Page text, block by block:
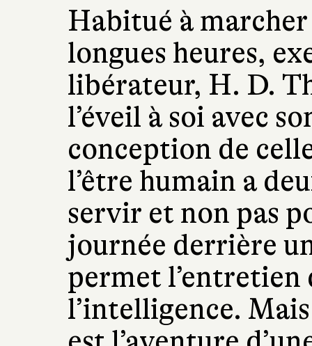
Habitué à
longues heures,
libérateur, H. D.
l’éveil à soi avec
conception de
l’être humain a
servir et non pas
journée derrière
permet
l’intelligence.